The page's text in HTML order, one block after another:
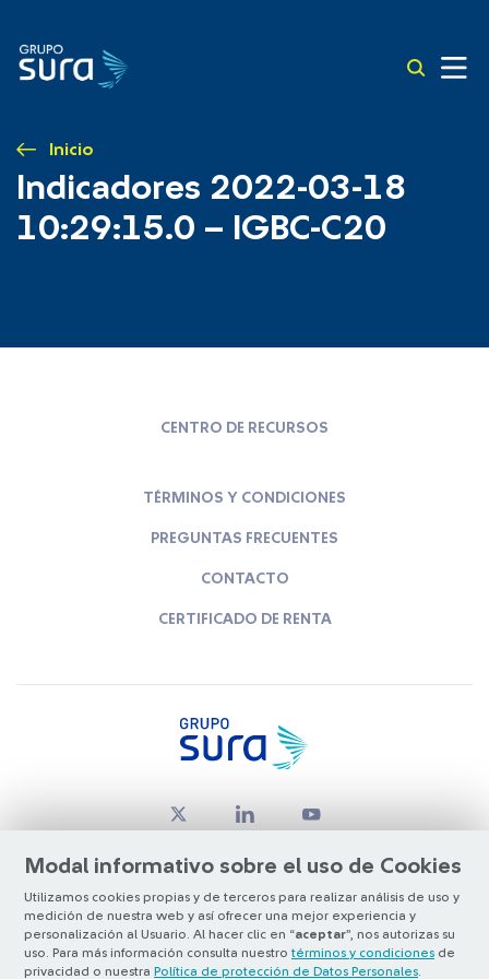
Inicio
Indicadores 2022-03-18
10:29:15.0 – IGBC-C20
Modal informativo sobre el uso de Cookies
Utilizamos cookies propias y de terceros para realizar análisis de uso y
medición de nuestra web y así ofrecer una mejor experiencia y
personalización al Usuario. Al hacer clic en “aceptar”, nos autorizas su
uso. Para más información consulta nuestro términos y condiciones de
privacidad o nuestra Política de protección de Datos Personales
CENTRO DE RECURSOS
TÉRMINOS Y CONDICIONES
PREGUNTAS FRECUENTES
CONTACTO
CERTIFICADO DE RENTA
© Copyright Grupo SURA 2026